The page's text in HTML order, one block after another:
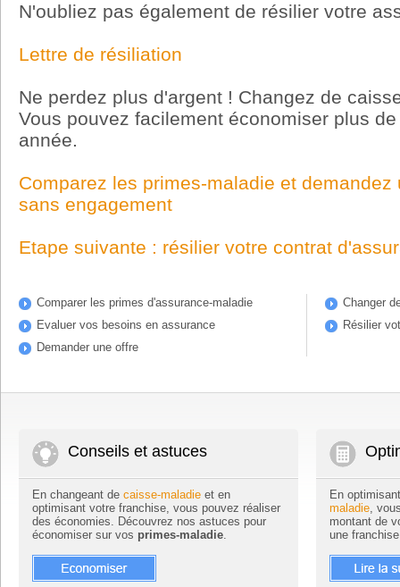
N'oubliez pas également de résilier votre
Lettre de résiliation
Ne perdez plus d'argent ! Changez de
Vous pouvez facilement économiser plus
année.
Comparez les primes-maladie et
sans engagement
Etape suivante : résilier votre contrat
Comparer les primes d'assurance-maladie
Evaluer vos besoins en assurance
Demander une offre
Changer
Résilier
Conseils et astuces
En changeant de caisse-maladie et en
optimisant votre franchise, vous pouvez réaliser
des économies. Découvrez nos astuces pour
économiser sur vos primes-maladie.
En
maladie,
montant de
une